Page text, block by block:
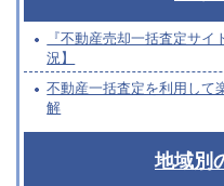
『不動産売却一括査定サ
況】
不動産一括査定を利用して
解
地域別